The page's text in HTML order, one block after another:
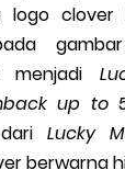
logo clover
menjadi
up to
Lucky
berwarna